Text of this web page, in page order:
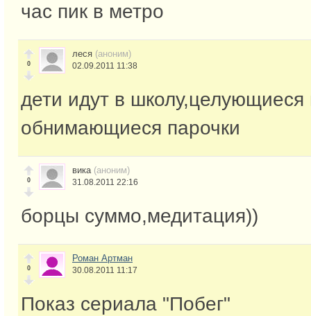
час пик в метро
0
леся (аноним)
02.09.2011 11:38
дети идут в школу,целующиеся
обнимающиеся парочки
0
вика (аноним)
31.08.2011 22:16
борцы суммо,медитация))
0
Роман Артман
30.08.2011 11:17
Показ сериала "Побег"